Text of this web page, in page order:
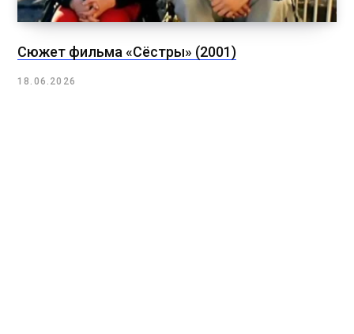
Сюжет фильма «Сёстры» (2001)
18.06.2026